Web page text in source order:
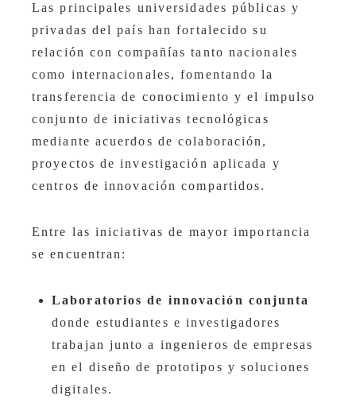
Las principales universidades públicas y
privadas del país han fortalecido su
relación con compañías tanto nacionales
como internacionales, fomentando la
transferencia de conocimiento y el impulso
conjunto de iniciativas tecnológicas
mediante acuerdos de colaboración,
proyectos de investigación aplicada y
centros de innovación compartidos.
Entre las iniciativas de mayor importancia
se encuentran:
Laboratorios de innovación conjunta
donde estudiantes e investigadores
trabajan junto a ingenieros de empresas
en el diseño de prototipos y soluciones
digitales.